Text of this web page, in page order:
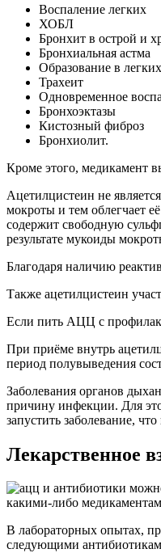
Воспаление легких
ХОБЛ
Бронхит в острой и
Бронхиальная астма
Образование в
Трахеит
Одновременное
Бронхоэктазы
Кистозный фиброз
Бронхиолит.
Кроме этого, медикамент
Ацетилцистеин не
мокроты и тем облегчает
содержит свободную
результате мукоиды
Благодаря наличию
Также ацетилцистеин
Если пить АЦЦ с
При приёме внутрь
период полувыведения
Заболевания органов
причину инфекции. Для
запустить заболевание,
Лекарственное
какими-либо
В лабораторных опытах,
следующими